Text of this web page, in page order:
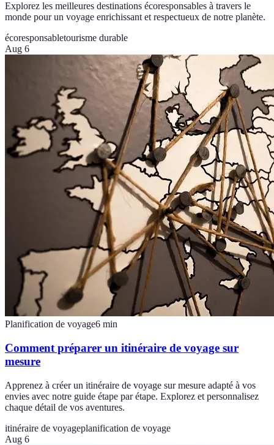
Explorez les meilleures destinations écoresponsables à travers le
monde pour un voyage enrichissant et respectueux de notre planète.
écoresponsabletourisme durable
Aug 6
Planification de voyage6 min
Comment préparer un itinéraire de voyage sur
mesure
Apprenez à créer un itinéraire de voyage sur mesure adapté à vos
envies avec notre guide étape par étape. Explorez et personnalisez
chaque détail de vos aventures.
itinéraire de voyageplanification de voyage
Aug 6